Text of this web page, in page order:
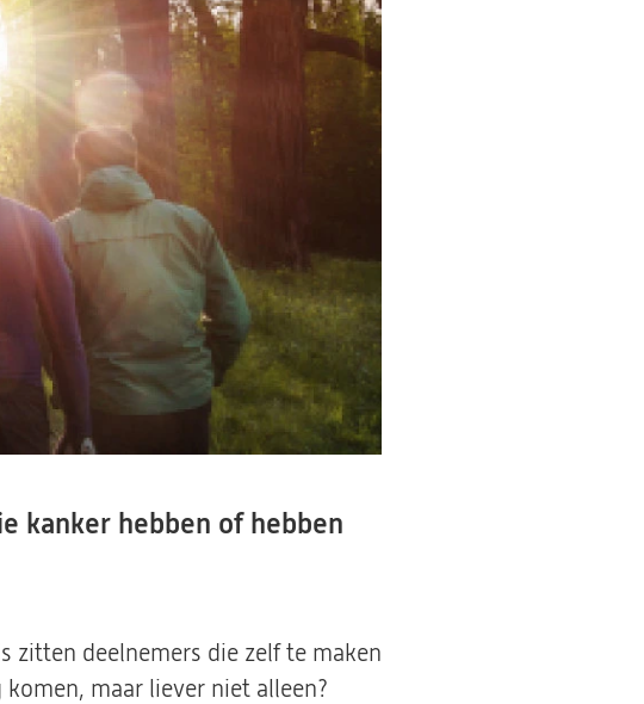
kanker hebben of hebben
zitten deelnemers die zelf te maken
maar liever niet alleen?